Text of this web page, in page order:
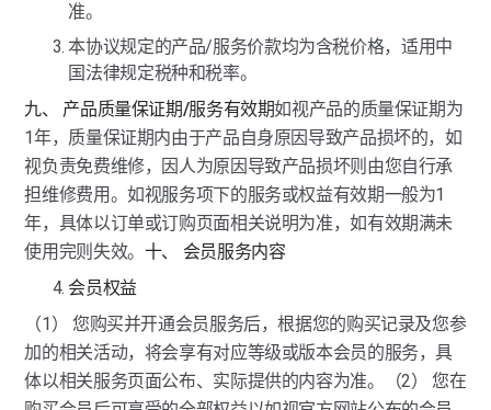
准。
本协议规定的产品/服务价款均为含税价格，适用中
国法律规定税种和税率。
九、 产品质量保证期/服务有效期如视产品的质量保证期为
1年，质量保证期内由于产品自身原因导致产品损坏的，如
视负责免费维修，因人为原因导致产品损坏则由您自行承
担维修费用。如视服务项下的服务或权益有效期一般为1
年，具体以订单或订购页面相关说明为准，如有效期满未
使用完则失效。 十、 会员服务内容
会员权益
（1） 您购买并开通会员服务后，根据您的购买记录及您参
加的相关活动，将会享有对应等级或版本会员的服务，具
体以相关服务页面公布、实际提供的内容为准。（2） 您在